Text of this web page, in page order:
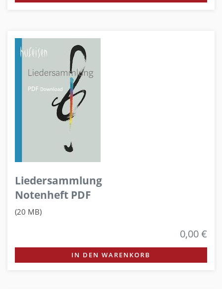
Liedersammlung
Notenheft PDF
(20 MB)
0,00 €
IN DEN WARENKORB